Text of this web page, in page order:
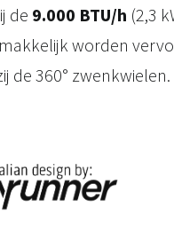
de 9.000 BTU/h (2,3
worden
de 360° zwenkwielen.